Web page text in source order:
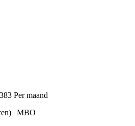
Per maand
| MBO